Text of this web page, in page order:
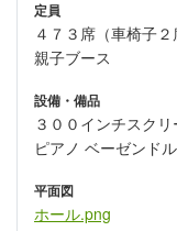
定員
４７３席（車椅子２
親子ブース
設備・備品
３００インチスクリ
ピアノ ベーゼンド
平面図
ホール.png